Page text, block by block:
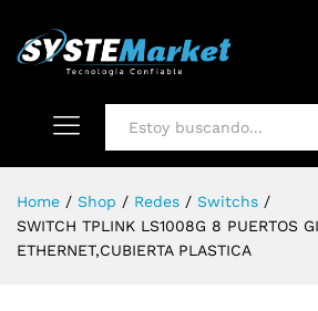
Home / Shop / Redes / Switchs /
SWITCH TPLINK LS1008G 8 PUERTOS
ETHERNET,CUBIERTA PLASTICA